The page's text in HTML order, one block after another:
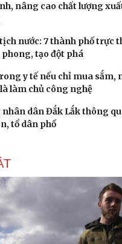
nâng cao chất lượng
tịch nước: 7 thành phố trực
tạo đột phá
y tế nếu chỉ mua sắm,
làm chủ công nghệ
nhân dân Đắk Lắk thông
tổ dân phố